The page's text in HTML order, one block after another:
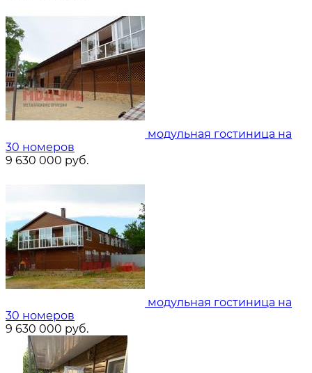
модульная гостиница на
30 номеров
9 630 000 руб.
модульная гостиница на
30 номеров
9 630 000 руб.